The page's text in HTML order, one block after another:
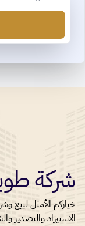
شركة
خياركم الأمثل لبيع
الاستيراد والتصدير